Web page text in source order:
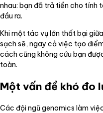
nhau: bạn đã trả tiền cho tính
đầu ra.
Khi một tác vụ lớn thất bại
sạch sẽ, ngay cả việc tạo
cách cũng không cứu bạn
toàn.
Một vấn đề khó đo
Các đội ngũ genomics làm